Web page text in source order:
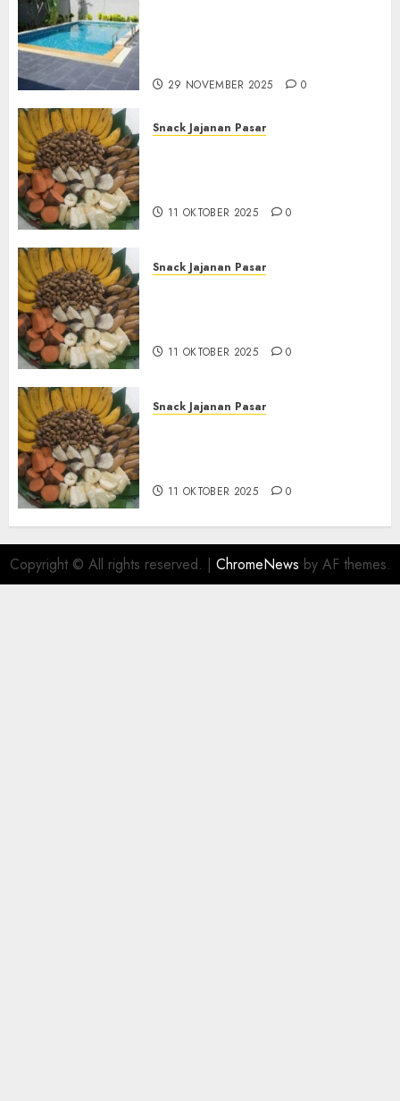
29 NOVEMBER 2025 0
Snack Jajanan Pasar
11 OKTOBER 2025 0
Snack Jajanan Pasar
11 OKTOBER 2025 0
Snack Jajanan Pasar
11 OKTOBER 2025 0
Copyright © All rights reserved. | ChromeNews by AF themes.